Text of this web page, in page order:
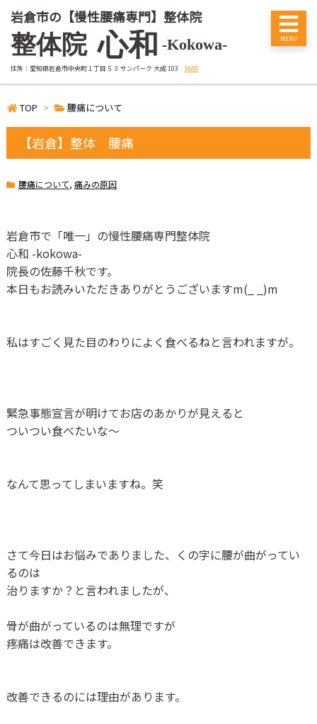
岩倉市の【慢性腰痛専門】整体院
整体院 心和 -Kokowa-
住所：愛知県岩倉市中央町１丁目５３ サンパーク 大成 103 MAP
TOP > 腰痛について
【岩倉】整体 腰痛
腰痛について, 痛みの原因
岩倉市で「唯一」の慢性腰痛専門整体院
心和 -kokowa-
院長の佐藤千秋です。
本日もお読みいただきありがとうございますm(_ _)m
私はすごく見た目のわりによく食べるねと言われますが。
緊急事態宣言が明けてお店のあかりが見えると
ついつい食べたいな〜
なんて思ってしまいますね。笑
さて今日はお悩みでありました、くの字に腰が曲がってい
るのは
治りますか？と言われましたが、
骨が曲がっているのは無理ですが
疼痛は改善できます。
改善できるのには理由があります。